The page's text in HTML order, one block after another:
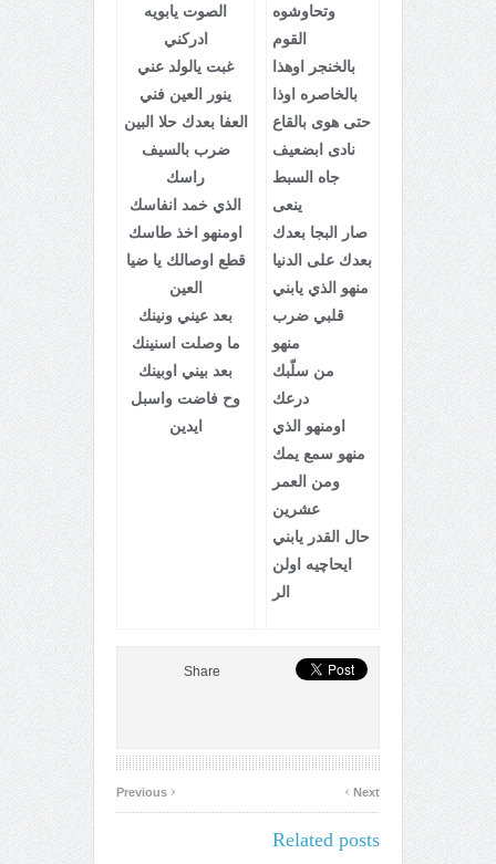
وتحاوشوه
القوم
بالخنجر اوهذا
بالخاصره اوذا
حتى هوى بالقاع
نادى ابضعيف
جاه السبط
ينعى
صار البجا بعدك
بعدك على الدنيا
منهو الذي يابني
قلبي ضرب
منهو
من سلّبك
درعك
اومنهو الذي
منهو سمع يمك
ومن العمر
عشرين
حال القدر يابني
ايحاچيه اولن
الر
الصوت يابويه
ادركني
غبت يالولد عني
ينور العين فني
العفا بعدك حلا البين
ضرب بالسيف
راسك
الذي خمد انفاسك
اومنهو اخذ طاسك
قطع اوصالك يا ضيا
العين
بعد عيني ونينك
ما وصلت اسنينك
بعد بيني اوبينك
وح فاضت واسبل
ايدين
Share
‹ Next
›
Related posts